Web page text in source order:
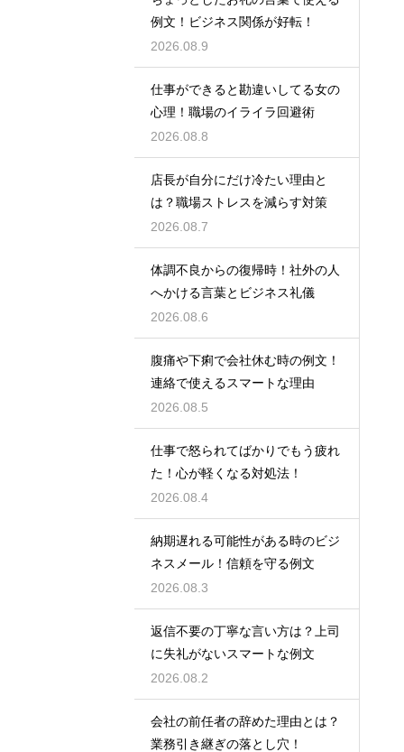
例文！ビジネス関係が好転！
2026.08.9
仕事ができると勘違いしてる女の
心理！職場のイライラ回避術
2026.08.8
店長が自分にだけ冷たい理由と
は？職場ストレスを減らす対策
2026.08.7
体調不良からの復帰時！社外の人
へかける言葉とビジネス礼儀
2026.08.6
腹痛や下痢で会社休む時の例文！
連絡で使えるスマートな理由
2026.08.5
仕事で怒られてばかりでもう疲れ
た！心が軽くなる対処法！
2026.08.4
納期遅れる可能性がある時のビジ
ネスメール！信頼を守る例文
2026.08.3
返信不要の丁寧な言い方は？上司
に失礼がないスマートな例文
2026.08.2
会社の前任者の辞めた理由とは？
業務引き継ぎの落とし穴！